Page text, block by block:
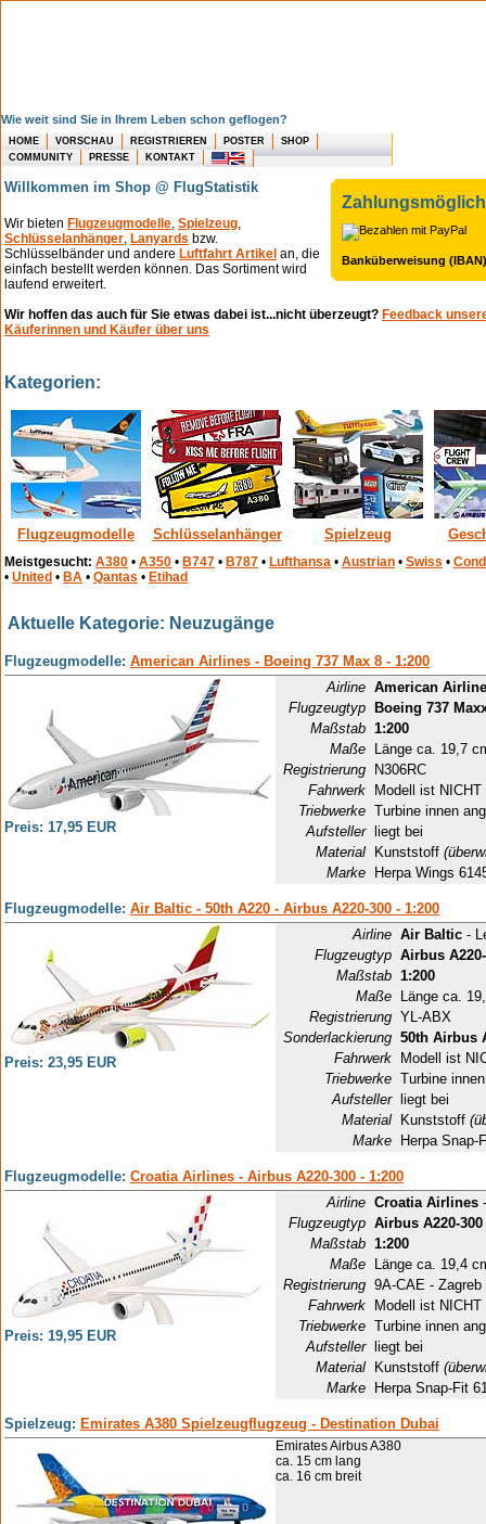
Wie weit sind Sie in Ihrem Leben schon geflogen?
HOME VORSCHAU REGISTRIEREN POSTER
SHOP
COMMUNITY
PRESSE KONTAKT
Banküberweisung (IBAN)
Willkommen im Shop @ FlugStatistik
Wir bieten Flugzeugmodelle, Spielzeug,
Schlüsselanhänger, Lanyards bzw.
Schlüsselbänder und andere Luftfahrt Artikel an, die
einfach bestellt werden können. Das Sortiment wird
laufend erweitert.
Wir hoffen das auch für Sie etwas dabei ist...nicht überzeugt? Feedback
Käuferinnen und Käufer über uns
Kategorien:
Flugzeugmodelle Schlüsselanhänger Spielzeug
Meistgesucht: A380 • A350 • B747 • B787 • Lufthansa • Austrian • Swiss •
• United • BA • Qantas • Etihad
Aktuelle Kategorie: Neuzugänge
Flugzeugmodelle: American Airlines - Boeing 737 Max 8 - 1:200
Preis: 17,95 EUR
Airline American
Flugzeugtyp
Boeing 737
Maßstab 1:200
Maße
Länge ca. 19,7
Registrierung
N306RC
Fahrwerk
Modell ist
Triebwerke Turbine innen
Aufsteller
liegt bei
Material
Kunststoff
Marke
Herpa Wings
Flugzeugmodelle: Air Baltic - 50th A220 - Airbus A220-300 - 1:200
Preis: 23,95 EUR
Airline Air Baltic -
Flugzeugtyp Airbus
Maßstab 1:200
Maße
Länge ca.
Registrierung YL-ABX
Sonderlackierung 50th Airbus
Fahrwerk
Modell ist
Triebwerke Turbine
Aufsteller
liegt bei
Material
Kunststoff
Marke
Herpa Snap-
Flugzeugmodelle: Croatia Airlines - Airbus A220-300 - 1:200
Preis: 19,95 EUR
Airline Croatia Airlines
Flugzeugtyp Airbus A220-300
Maßstab 1:200
Maße
Länge ca. 19,4
Registrierung 9A-CAE - Zagreb
Fahrwerk
Modell ist
Triebwerke Turbine innen
Aufsteller
liegt bei
Material
Kunststoff
Marke
Herpa Snap-Fit
Spielzeug: Emirates A380 Spielzeugflugzeug - Destination Dubai
Emirates Airbus A380
ca. 15 cm lang
ca. 16 cm breit